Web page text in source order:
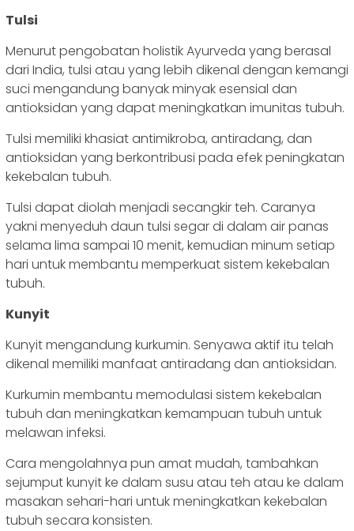
Tulsi
Menurut pengobatan holistik Ayurveda yang berasal
dari India, tulsi atau yang lebih dikenal dengan kemangi
suci mengandung banyak minyak esensial dan
antioksidan yang dapat meningkatkan imunitas tubuh.
Tulsi memiliki khasiat antimikroba, antiradang, dan
antioksidan yang berkontribusi pada efek peningkatan
kekebalan tubuh.
Tulsi dapat diolah menjadi secangkir teh. Caranya
yakni menyeduh daun tulsi segar di dalam air panas
selama lima sampai 10 menit, kemudian minum setiap
hari untuk membantu memperkuat sistem kekebalan
tubuh.
Kunyit
Kunyit mengandung kurkumin. Senyawa aktif itu telah
dikenal memiliki manfaat antiradang dan antioksidan.
Kurkumin membantu memodulasi sistem kekebalan
tubuh dan meningkatkan kemampuan tubuh untuk
melawan infeksi.
Cara mengolahnya pun amat mudah, tambahkan
sejumput kunyit ke dalam susu atau teh atau ke dalam
masakan sehari-hari untuk meningkatkan kekebalan
tubuh secara konsisten.